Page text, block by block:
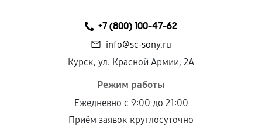
+7 (800) 100-47-62
info@sc-sony.ru
Курск, ул. Красной Армии, 2А
Режим работы
Ежедневно с 9:00 до 21:00
Приём заявок круглосуточно